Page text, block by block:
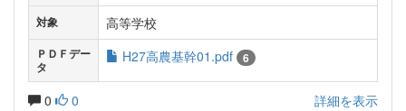
対象
高等学校
ＰＤＦデー
タ
H27高農基幹01.pdf 6
0 0 詳細を表示